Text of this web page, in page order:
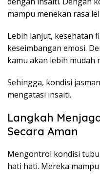
mampu menekan rasa
Lebih lanjut, kesehatan
keseimbangan emosi.
kamu akan lebih mudah
Sehingga, kondisi
mengatasi insaiti.
Langkah
Secara Aman
Mengontrol kondisi
hati hati. Mereka